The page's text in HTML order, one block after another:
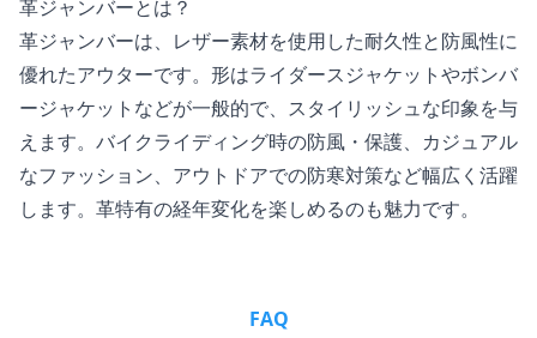
革ジャンバーとは？
革ジャンバーは、レザー素材を使用した耐久性と防風性に
優れたアウターです。形はライダースジャケットやボンバ
ージャケットなどが一般的で、スタイリッシュな印象を与
えます。バイクライディング時の防風・保護、カジュアル
なファッション、アウトドアでの防寒対策など幅広く活躍
します。革特有の経年変化を楽しめるのも魅力です。
FAQ